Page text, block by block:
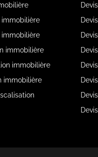
immobilière
immobilière
immobilière
immobilière
immobilière